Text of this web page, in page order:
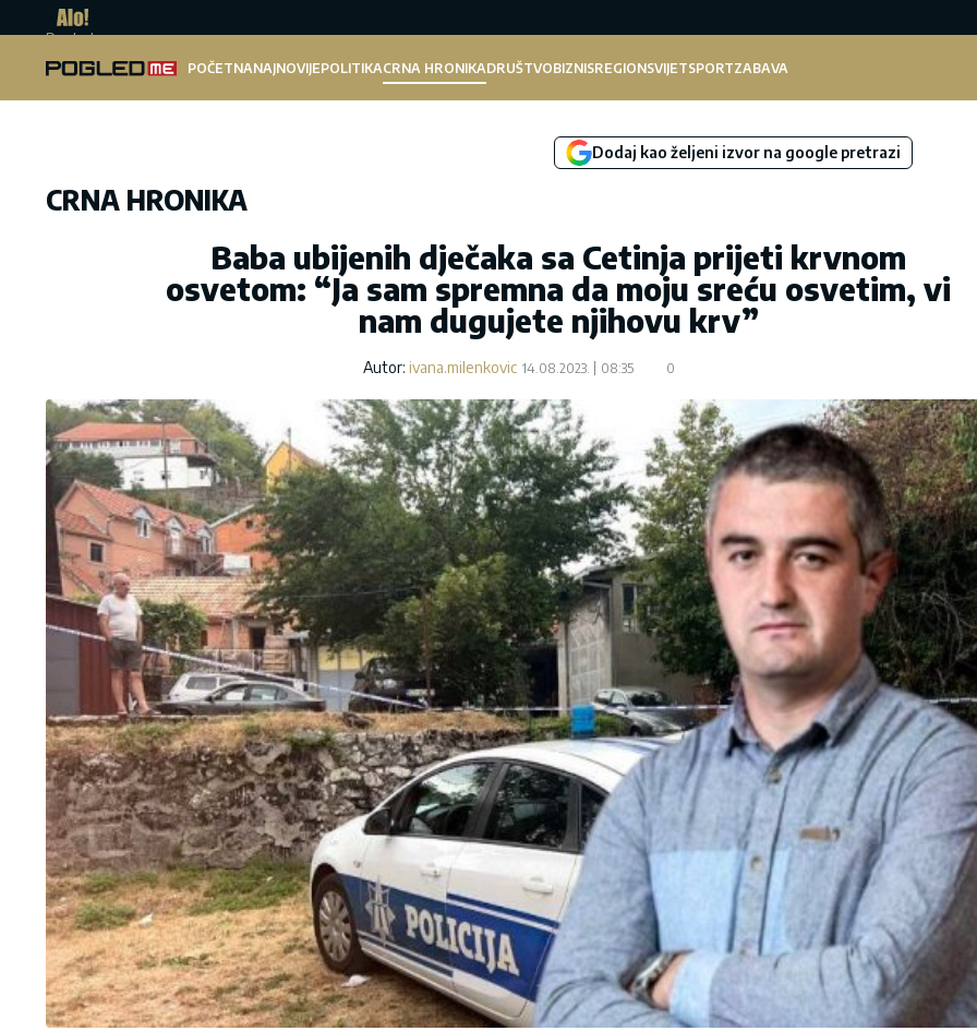
Pogled.me
POČETNANAJNOVIJEPOLITIKACRNA HRONIKADRUŠTVOBIZNISREGIONSVIJETSPORTZABAVA
Dodaj kao željeni izvor na google pretrazi
CRNA HRONIKA
Baba ubijenih dječaka sa Cetinja prijeti krvnom
osvetom: “Ja sam spremna da moju sreću osvetim, vi
nam dugujete njihovu krv”
Autor: ivana.milenkovic 14.08.2023. 08:35 0